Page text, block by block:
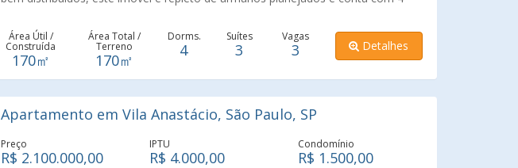
gourmet com churrasqueira, totalmente fechada em vidro — perfeita para
receber com conforto e estilo. Possui ainda 3 vagas de garagem e depósito
privativo no subsolo. O condomínio oferece infraestrutura completa de lazer,
nobre, arborizado e tranquilo, com excelente oferta de comércios, serviços e
escolas, a Vila São Francisco é uma das regiões mais desejadas da zona oeste
de São Paulo. Agende sua visita e viva a experiência de morar com conforto,
Área Útil /
Construída
170㎡
Área Total /
Terreno
170㎡
Dorms.
4
Suítes
3
Vagas
3 Detalhes
Apartamento em Vila Anastácio, São Paulo, SP
Preço
R$ 2.100.000,00
IPTU
R$ 4.000,00
Condomínio
R$ 1.500,00